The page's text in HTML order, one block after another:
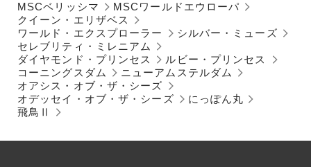
MSCベリッシマ
MSCワールドエウローパ
クイーン・エリザベス
ワールド・エクスプローラー
シルバー・ミューズ
セレブリティ・ミレニアム
ダイヤモンド・プリンセス
ルビー・プリンセス
コーニングスダム
ニューアムステルダム
オアシス・オブ・ザ・シーズ
オデッセイ・オブ・ザ・シーズ
にっぽん丸
飛鳥Ⅱ